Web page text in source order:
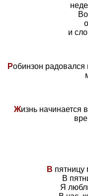
и
Робинзон радовался
Жизнь начинается
В
В
Я